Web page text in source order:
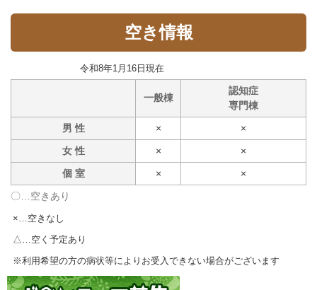
空き情報
令和8年1月16日現在
一般棟
認知症
専門棟
男 性
×
×
女 性
×
×
個 室
×
×
〇…空きあり
×…空きなし
△…空く予定あり
※利用希望の方の病状等によりお受入できない場合がございます